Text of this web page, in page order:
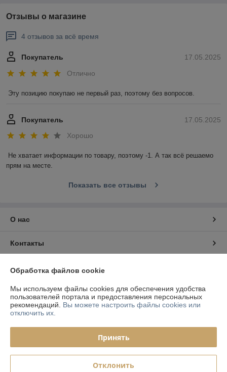
Отзывы о магазине
4 отзывов за всё время
17.05.2025
Покупатель
Отлично
Эту позицию покупаю не первый раз, поэтому без вопросов.
17.05.2025
Покупатель
Хорошо
Не хватает информации по товару, поэтому -1. А так всё решаемо
прям на месте.
Показать все отзывы
О нас
Контакты
Доставка и оплата
График работы
Полная версия сайта
Политика обработки cookies
Сайт создан на платформе Deal.by
Обработка файлов cookie
Мы используем файлы cookies для обеспечения удобства
пользователей портала и предоставления персональных
рекомендаций. Вы можете настроить файлы cookies или
отключить их.
Принять
Отклонить